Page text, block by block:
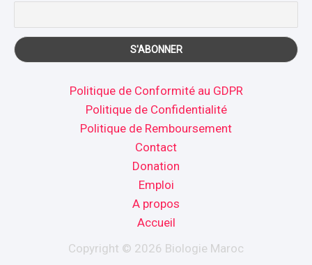
Politique de Conformité au GDPR
Politique de Confidentialité
Politique de Remboursement
Contact
Donation
Emploi
A propos
Accueil
Copyright © 2026 Biologie Maroc